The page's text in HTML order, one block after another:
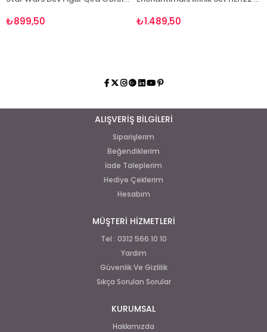
₺899,50 ₺1.489,50
ALIŞVERİŞ BİLGİLERİ
Siparişlerim
Beğendiklerim
İade Taleplerim
Hediye Çeklerim
Hesabım
MÜŞTERİ HİZMETLERİ
Tel : 0312 566 10 10
Yardım
Güvenlik Ve Gizlilik
Sıkça Sorulan Sorular
KURUMSAL
Hakkımızda